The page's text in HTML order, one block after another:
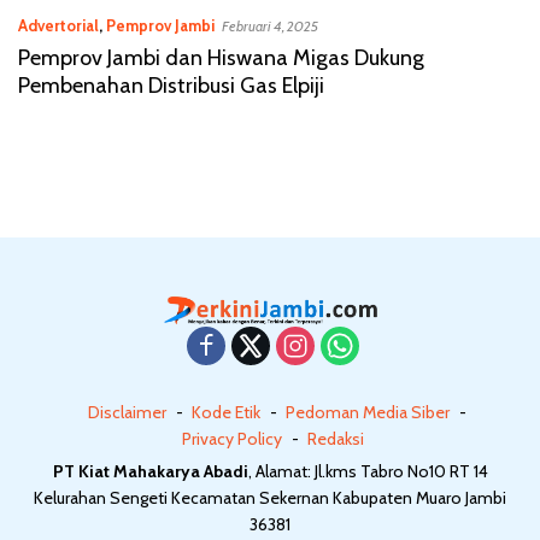
Advertorial, Pemprov Jambi Februari 4, 2025
Pemprov Jambi dan Hiswana Migas Dukung
Pembenahan Distribusi Gas Elpiji
Disclaimer Kode Etik
Pedoman Media Siber
Privacy Policy
Redaksi
PT Kiat Mahakarya Abadi, Alamat: Jl.kms Tabro No10 RT 14
Kelurahan Sengeti Kecamatan Sekernan Kabupaten Muaro Jambi
36381